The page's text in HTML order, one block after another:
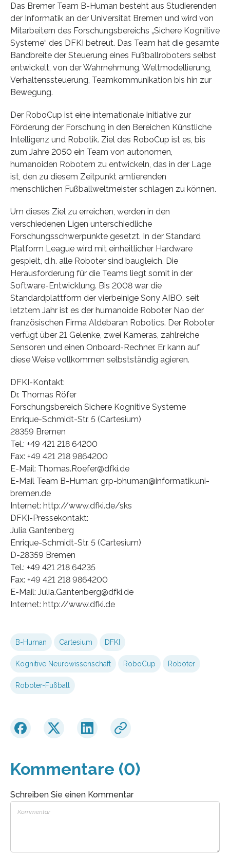
Das Bremer Team B-Human besteht aus Studierenden
der Informatik an der Universität Bremen und wird von
Mitarbeitern des Forschungsbereichs „Sichere Kognitive
Systeme“ des DFKI betreut. Das Team hat die gesamte
Bandbreite der Steuerung eines Fußballroboters selbst
entwickelt, von der Wahrnehmung, Weltmodellierung,
Verhaltenssteuerung, Teamkommunikation bis hin zur
Bewegung.
Der RoboCup ist eine internationale Initiative zur
Förderung der Forschung in den Bereichen Künstliche
Intelligenz und Robotik. Ziel des RoboCup ist es, bis
zum Jahre 2050 ein Team von autonomen,
humanoiden Robotern zu entwickeln, das in der Lage
ist, den zu diesem Zeitpunkt amtierenden
menschlichen Fußballweltmeister schlagen zu können.
Um dieses Ziel zu erreichen, werden in den
verschiedenen Ligen unterschiedliche
Forschungsschwerpunkte gesetzt. In der Standard
Platform League wird mit einheitlicher Hardware
gespielt, d.h. alle Roboter sind baugleich. Die
Herausforderung für die Teams liegt somit in der
Software-Entwicklung. Bis 2008 war die
Standardplattform der vierbeinige Sony AIBO, seit
letztem Jahr ist es der humanoide Roboter Nao der
französischen Firma Aldebaran Robotics. Der Roboter
verfügt über 21 Gelenke, zwei Kameras, zahlreiche
Sensoren und einen Onboard-Rechner. Er kann auf
diese Weise vollkommen selbstständig agieren.
DFKI-Kontakt:
Dr. Thomas Röfer
Forschungsbereich Sichere Kognitive Systeme
Enrique-Schmidt-Str. 5 (Cartesium)
28359 Bremen
Tel.: +49 421 218 64200
Fax: +49 421 218 9864200
E-Mail: Thomas.Roefer@dfki.de
E-Mail Team B-Human: grp-bhuman@informatik.uni-
bremen.de
Internet: http://www.dfki.de/sks
DFKI-Pressekontakt:
Julia Gantenberg
Enrique-Schmidt-Str. 5 (Cartesium)
D-28359 Bremen
Tel.: +49 421 218 64235
Fax: +49 421 218 9864200
E-Mail: Julia.Gantenberg@dfki.de
Internet: http://www.dfki.de
B-Human Cartesium DFKI
Kognitive Neurowissenschaft RoboCup Roboter
Roboter-Fußball
Kommentare (0)
Schreiben Sie einen Kommentar